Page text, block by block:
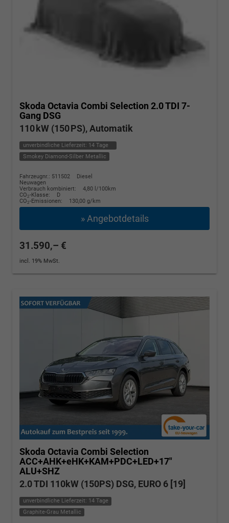
Skoda Octavia Combi Selection 2.0 TDI 7-
Gang DSG
110 kW (150 PS), Automatik
unverbindliche Lieferzeit: 14 Tage
Smokey Diamond-Silber Metallic
Fahrzeugnr.: 511502
Diesel
Neuwagen
Verbrauch kombiniert:
4,80 l/100km
CO2-Klasse:
D
CO2-Emissionen: 130,00 g/km
» Angebotdetails
31.590,– €
incl. 19% MwSt.
Skoda Octavia Combi Selection
ACC+AHK+eHK+KAM+PDC+LED+17"
ALU+SHZ
2.0 TDI 110kW (150PS) DSG, EURO 6 [19]
unverbindliche Lieferzeit: 14 Tage
Graphite-Grau Metallic